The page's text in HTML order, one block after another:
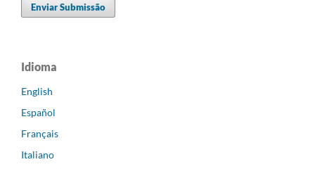
Enviar Submissão
Idioma
English
Español
Français
Italiano